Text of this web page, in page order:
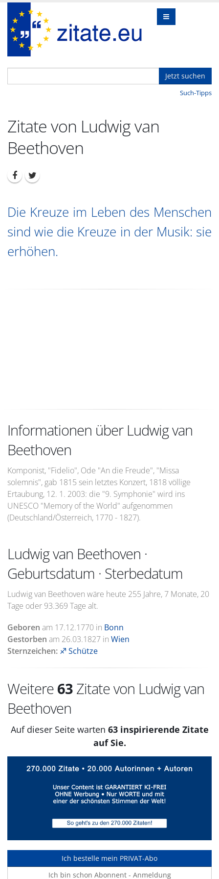
Jetzt suchen
Such-Tipps
Zitate von Ludwig van
Beethoven
Die Kreuze im Leben des Menschen
sind wie die Kreuze in der Musik: sie
erhöhen.
Informationen über Ludwig van
Beethoven
Komponist, "Fidelio", Ode "An die Freude", "Missa
solemnis", gab 1815 sein letztes Konzert, 1818 völlige
Ertaubung, 12. 1. 2003: die "9. Symphonie" wird ins
UNESCO "Memory of the World" aufgenommen
(Deutschland/Österreich, 1770 - 1827).
Ludwig van Beethoven ·
Geburtsdatum · Sterbedatum
Ludwig van Beethoven wäre heute 255 Jahre, 7 Monate, 20
Tage oder 93.369 Tage alt.
Geboren am 17.12.1770 in Bonn
Gestorben am 26.03.1827 in Wien
Sternzeichen: ♐ Schütze
Weitere 63 Zitate von Ludwig van
Beethoven
Auf dieser Seite warten 63 inspirierende Zitate
auf Sie.
Ich bestelle mein PRIVAT-Abo
Ich bin schon Abonnent - Anmeldung